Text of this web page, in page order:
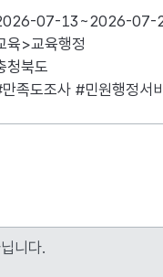
07-13~2026-07-
육>교육행정
청북도
족도조사 #민원행정서